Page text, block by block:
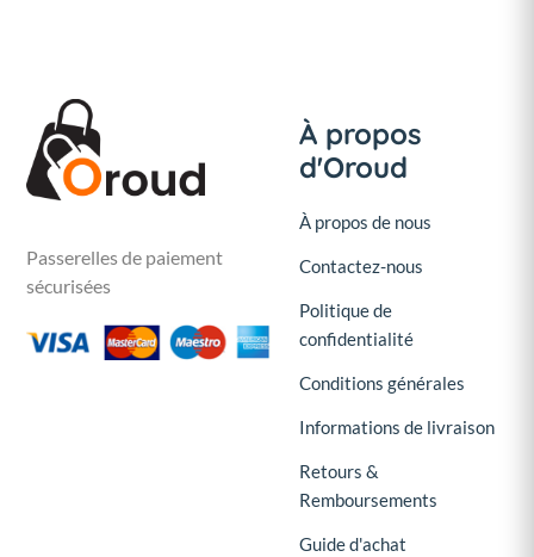
Passerelles de paiement
sécurisées
À propos
d'Oroud
À propos de nous
Contactez-nous
Politique de
confidentialité
Conditions générales
Informations de livraison
Retours &
Remboursements
Guide d'achat